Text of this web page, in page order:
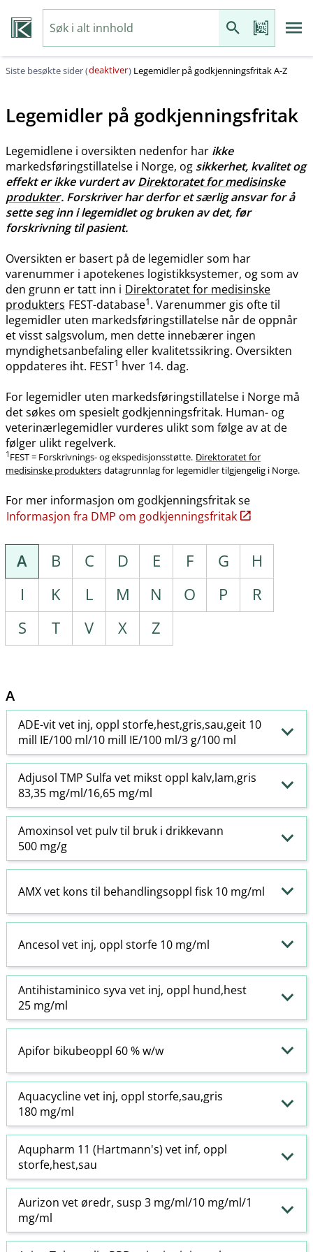
Siste besøkte sider (deaktiver) Legemidler på godkjenningsfritak A-Z
Legemidler på godkjenningsfritak
Legemidlene i oversikten nedenfor har ikke
markedsføringstillatelse i Norge, og sikkerhet, kvalitet og
effekt er ikke vurdert avDirektoratet for medisinske
produkter. Forskriver har derfor et særlig ansvar for å
sette seg inn i legemidlet og bruken av det, før
forskrivning til pasient.
Oversikten er basert på de legemidler som har
varenummer i apotekenes logistikksystemer, og som av
den grunn er tatt inn i Direktoratet for medisinske
produkters FEST-database1. Varenummer gis ofte til
legemidler uten markedsføringstillatelse når de oppnår
et visst salgsvolum, men dette innebærer ingen
myndighetsanbefaling eller kvalitetssikring. Oversikten
oppdateres iht. FEST1 hver 14. dag.
For legemidler uten markedsføringstillatelse i Norge må
det søkes om spesielt godkjenningsfritak. Human- og
veterinærlegemidler vurderes ulikt som følge av at de
følger ulikt regelverk.
1 FEST = Forskrivnings- og ekspedisjonsstøtte. Direktoratet for
medisinske produkters datagrunnlag for legemidler tilgjengelig i Norge.
For mer informasjon om godkjenningsfritak se
Informasjon fra DMP om godkjenningsfritak
A B C D E F G
H
I
K L M N O P
R
S
T V X Z
A
ADE-vit vet inj, oppl storfe,hest,gris,sau,geit 10
mill IE/100 ml/10 mill IE/100 ml/3 g/100 ml
Adjusol TMP Sulfa vet mikst oppl kalv,lam,gris
83,35 mg/ml/16,65 mg/ml
Amoxinsol vet pulv til bruk i drikkevann
500 mg/g
AMX vet kons til behandlingsoppl fisk 10 mg/ml
Ancesol vet inj, oppl storfe 10 mg/ml
Antihistaminico syva vet inj, oppl hund,hest
25 mg/ml
Apifor bikubeoppl 60 % w​/​w
Aquacycline vet inj, oppl storfe,sau,gris
180 mg/ml
Aqupharm 11 (Hartmann's) vet inf, oppl
storfe,hest,sau
Aurizon vet øredr, susp 3 mg/ml/10 mg/ml/1
mg/ml